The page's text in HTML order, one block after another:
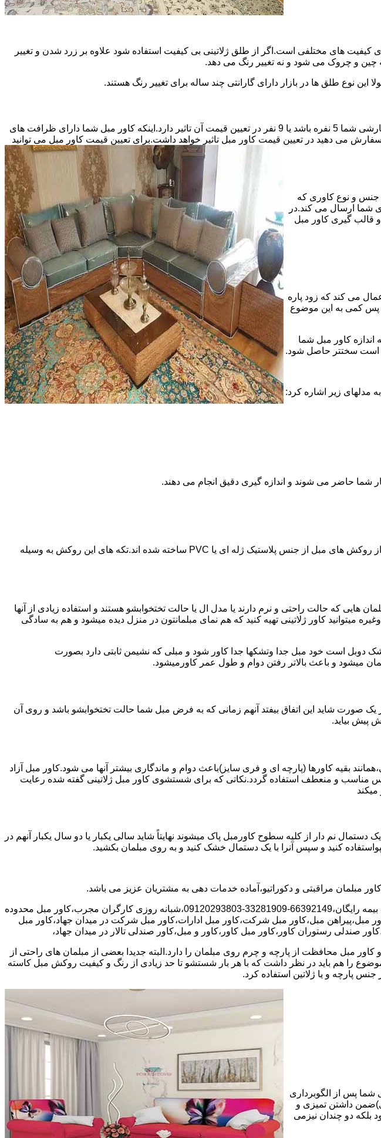
کیفیت های مختلفی است.اگر از طلق ژلاتینی بی کیفیت استفاده شود علاوه بر زرد شدن و تغییر
چین و چروک می شود و نه تغییر رنگ می دهد.
نوع طلق ها در بازار دارای گارانتی چند ساله برای تغییر رنگ هستند.
قیمت دوخت کاور مبل بستگی به نوع سفارش شما و منصف بودن دوزنده کاور مبل دارد.اینکه کاور مبل سفارشی شما 5 نفره باشد یا 9 نفر در تعیین قیمت آن تاثیر دارد.اینکه کاور مبل شما دارای ظرافت های
می دهید در تعیین قیمت کاور مبل تاثیر خواهد داشت.برای تعیین قیمت کاور مبل می توانید
جنس و نوع کاوری که
شما ارسال می کند.در
قالب گیری کاور مبل
می کند که زود پاره
پس کمی به این موضوع
کاور مبل شما
است سختتر حاصل شود.
مدلهای زیر اشاره کرد:
شما حاضر می شوند و اندازه گیری دقیق انجام می دهند.
جنس این نوع روکش ها حالت شفافی دارد به نحوی که فرم و رنگ اصلی خود مبل هم دیده می شود.این نوع از روکش های مبل از جنس پلاستیک ژله ای یا PVC ساخته شده اند.تکه های این روکش به وسیله
هایی که حالت راحتی و نرم دارند یا مدل ال یا حالت تختخوابشو هستند و استفاده زیادی از آنها
میتوانید کاور ژلاتینی تهیه کنید که هم نمای مبلمانتون در منزل دیده میشود و هم به سادگی
دوبل است خود مبل جدا وتشکها جدا کاور شود و مبلی که نشیمن ثابتی دارد بصورت
میشود و باعث بالاتر رفتن دوام و طول عمر کاورمیشود.
صورت شاید این اتفاق بیفتد آنهم زمانی که به فرض مبل شما حالت تختخوابشو باشد و روی آن
پیش بیاید.
بقیه کاورها (پارچه ای و فری سایز)باعث دوام و ماندگاری بیشتر آنها می شود.کاور مبل آزاد
مناسب و منعطف استفاده گردد.نکاتی که برای شستشوی کاور مبل ژلاتینی گفته شده رعایت
نم دار از کلیه سطوح کاورمبل پاک میشوند نهایتاً شاید سالی یکبار یا دو سال یکبار آنهم در
کنید و سپس آنرا با یک دستمال خشک کنید و به روی مبلمان بکشید.
30 در صد تخفیف بیمه رایگان،66392149-33281909-09120293803،شبانه روزی کارگران مجرب،کاور مبل محدوده
مبل،پیراهن مبل،کاور مبل شرکت،کاور مبل ادارات،کاور مبل شرکت در میدان جهاد،کاور مبل
صندلی رستوران کاور،کاور مبل کاور،کاور و مبل،کاور صندلی تالار در میدان جهاد،
محافظت از پارچه و چرم روی مبلمان را دارد.البته جدیدا بعضی از مبلمان های راحتی از
را هم باید در نظر داشت که با هر بار شستشو تا حد زیادی از رنگ و کیفیت روکش مبل کاسته
پارچه و یا ژلاتین استفاده کرد.
پس از الگوبرداری
داشتن تمیزی و
بلکه دو چندان نیزمی